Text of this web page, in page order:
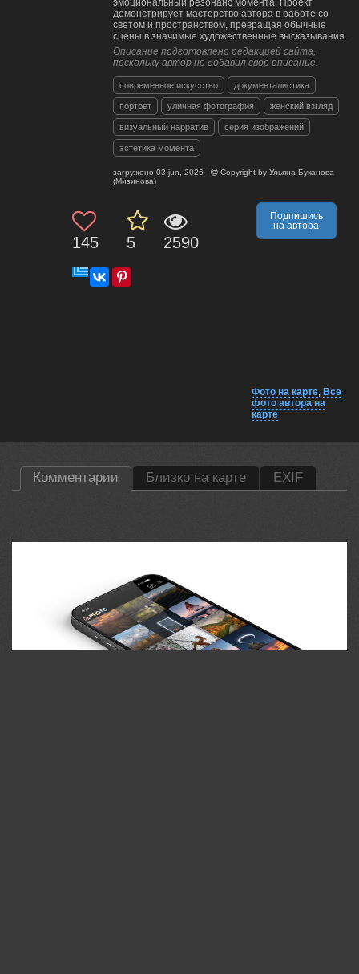
демонстрирует мастерство автора в работе со
светом и пространством, превращая обычные
сцены в значимые художественные высказывания.
Описание подготовлено редакцией сайта,
поскольку автор не добавил своё описание.
современное искусство документалистика
портрет уличная фотография женский взгляд
визуальный нарратив серия изображений
эстетика момента
загружено 03 jun, 2026 Copyright by Ульяна Буканова
(Мизинова)
145 5 2590
Подпишись
на автора
Фото на карте, Все
фото автора на
карте
Комментарии Близко на карте EXIF